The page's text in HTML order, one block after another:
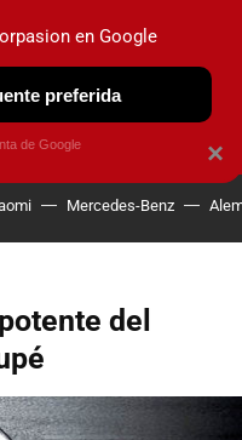
OBSERVATORIO
Mercedes-Benz
del
×
en Google
preferida
de Google